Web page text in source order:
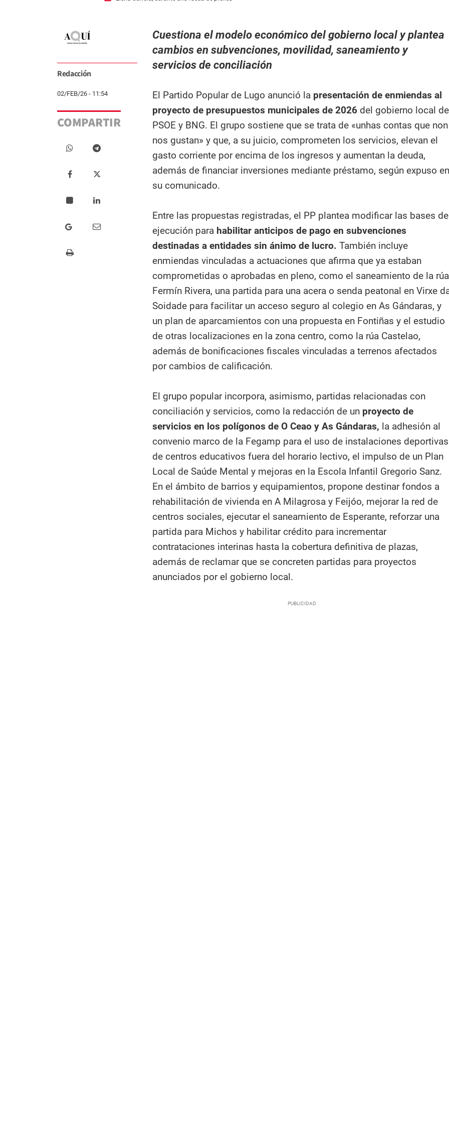
Redacción
02/FEB/26 - 11:54
COMPARTIR
Cuestiona el modelo económico del gobierno local y plantea
cambios en subvenciones, movilidad, saneamiento y
servicios de conciliación
El Partido Popular de Lugo anunció la presentación de enmiendas al
proyecto de presupuestos municipales de 2026 del gobierno local de
PSOE y BNG. El grupo sostiene que se trata de «unhas contas que non
nos gustan» y que, a su juicio, comprometen los servicios, elevan el
gasto corriente por encima de los ingresos y aumentan la deuda,
además de financiar inversiones mediante préstamo, según expuso en
su comunicado.
Entre las propuestas registradas, el PP plantea modificar las bases de
ejecución para habilitar anticipos de pago en subvenciones
destinadas a entidades sin ánimo de lucro. También incluye
enmiendas vinculadas a actuaciones que afirma que ya estaban
comprometidas o aprobadas en pleno, como el saneamiento de la rúa
Fermín Rivera, una partida para una acera o senda peatonal en Virxe
Soidade para facilitar un acceso seguro al colegio en As Gándaras, y
un plan de aparcamientos con una propuesta en Fontiñas y el estudio
de otras localizaciones en la zona centro, como la rúa Castelao,
además de bonificaciones fiscales vinculadas a terrenos afectados
por cambios de calificación.
El grupo popular incorpora, asimismo, partidas relacionadas con
conciliación y servicios, como la redacción de un proyecto de
servicios en los polígonos de O Ceao y As Gándaras, la adhesión al
convenio marco de la Fegamp para el uso de instalaciones deportivas
de centros educativos fuera del horario lectivo, el impulso de un Plan
Local de Saúde Mental y mejoras en la Escola Infantil Gregorio Sanz.
En el ámbito de barrios y equipamientos, propone destinar fondos a
rehabilitación de vivienda en A Milagrosa y Feijóo, mejorar la red de
centros sociales, ejecutar el saneamiento de Esperante, reforzar una
partida para Michos y habilitar crédito para incrementar
contrataciones interinas hasta la cobertura definitiva de plazas,
además de reclamar que se concreten partidas para proyectos
anunciados por el gobierno local.